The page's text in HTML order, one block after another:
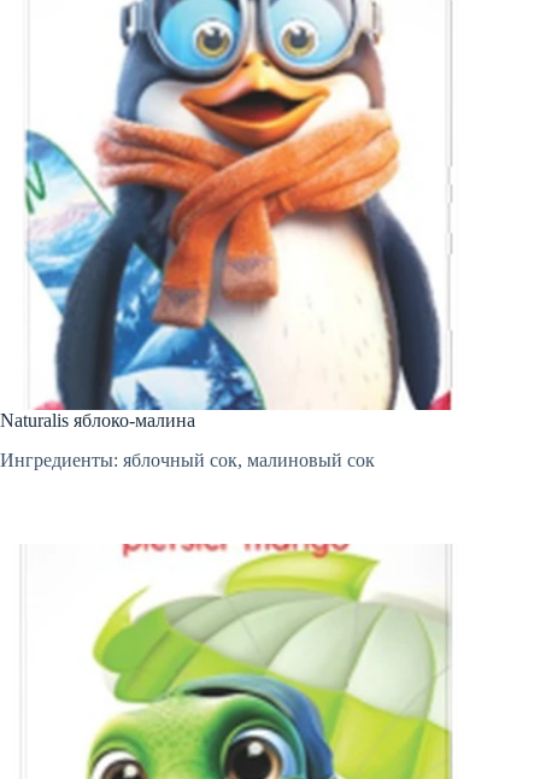
Naturalis яблоко-малина
Ингредиенты: яблочный сок, малиновый сок